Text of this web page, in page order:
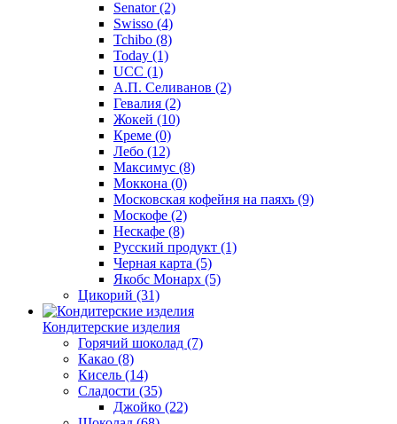
Senator(2)
Swisso (4)
Tchibo (8)
Today (1)
UCC (1)
А.П. Селиванов (2)
Гевалия (2)
Жокей (10)
Креме (0)
Лебо (12)
Максимус (8)
Моккона (0)
Московская кофейня на паяхъ (9)
Москофе (2)
Нескафе (8)
Русский продукт (1)
Черная карта (5)
Якобс Монарх (5)
Цикорий (31)
Кондитерские изделия
Горячий шоколад (7)
Какао (8)
Кисель (14)
Сладости (35)
Джойко (22)